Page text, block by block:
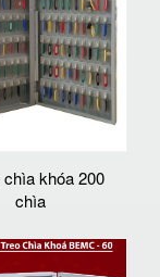
chìa khóa 200
chìa